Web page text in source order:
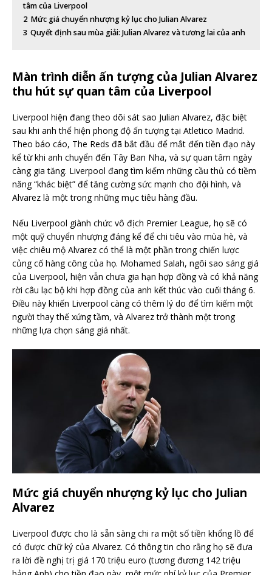
tâm của Liverpool
2 Mức giá chuyển nhượng kỷ lục cho Julian Alvarez
3 Quyết định sau mùa giải: Julian Alvarez và tương lai của anh
Màn trình diễn ấn tượng của Julian Alvarez
thu hút sự quan tâm của Liverpool
Liverpool hiện đang theo dõi sát sao Julian Alvarez, đặc biệt
sau khi anh thể hiện phong độ ấn tượng tại Atletico Madrid.
Theo báo cáo, The Reds đã bắt đầu để mắt đến tiền đạo này
kể từ khi anh chuyển đến Tây Ban Nha, và sự quan tâm ngày
càng gia tăng. Liverpool đang tìm kiếm những cầu thủ có tiềm
năng “khác biệt” để tăng cường sức mạnh cho đội hình, và
Alvarez là một trong những mục tiêu hàng đầu.
Nếu Liverpool giành chức vô địch Premier League, họ sẽ có
một quỹ chuyển nhượng đáng kể để chi tiêu vào mùa hè, và
việc chiêu mộ Alvarez có thể là một phần trong chiến lược
củng cố hàng công của họ. Mohamed Salah, ngôi sao sáng giá
của Liverpool, hiện vẫn chưa gia hạn hợp đồng và có khả năng
rời câu lạc bộ khi hợp đồng của anh kết thúc vào cuối tháng 6.
Điều này khiến Liverpool càng có thêm lý do để tìm kiếm một
người thay thế xứng tầm, và Alvarez trở thành một trong
những lựa chọn sáng giá nhất.
Mức giá chuyển nhượng kỷ lục cho Julian
Alvarez
Liverpool được cho là sẵn sàng chi ra một số tiền khổng lồ để
có được chữ ký của Alvarez. Có thông tin cho rằng họ sẽ đưa
ra lời đề nghị trị giá 170 triệu euro (tương đương 142 triệu